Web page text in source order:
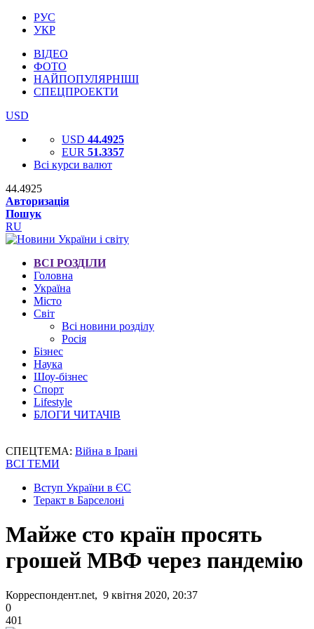
РУС
УКР
ВІДЕО
ФОТО
НАЙПОПУЛЯРНІШІ
СПЕЦПРОЕКТИ
USD
USD 44.4925
EUR 51.3357
Всі курси валют
44.4925
Авторизація
Пошук
RU
ВСІ РОЗДІЛИ
Головна
Україна
Місто
Світ
Всі новини розділу
Росія
Бізнес
Наука
Шоу-бізнес
Спорт
Lifestyle
БЛОГИ ЧИТАЧІВ
СПЕЦТЕМА: Війна в Ірані
ВСІ ТЕМИ
Вступ України в ЄС
Теракт в Барселоні
Майже сто країн просять
грошей МВФ через пандемію
Корреспондент.net, 9 квітня 2020, 20:37
0
401